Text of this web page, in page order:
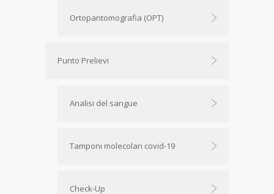
Ortopantomografia (OPT)
Punto Prelievi
Analisi del sangue
Tamponi molecolari covid-19
Check-Up